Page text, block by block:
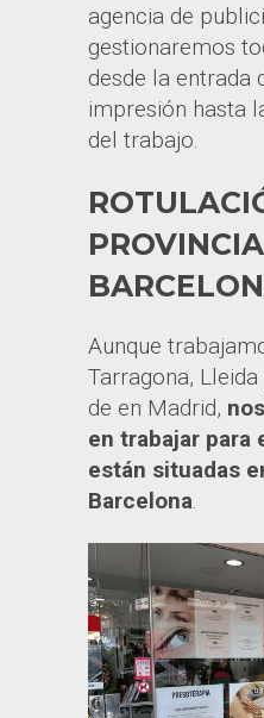
agencia de
gestionaremos
desde la entrada
impresión hasta
del trabajo.
Aunque
Tarragona,
de en Madrid,
en trabajar para
están situadas
Barcelona.